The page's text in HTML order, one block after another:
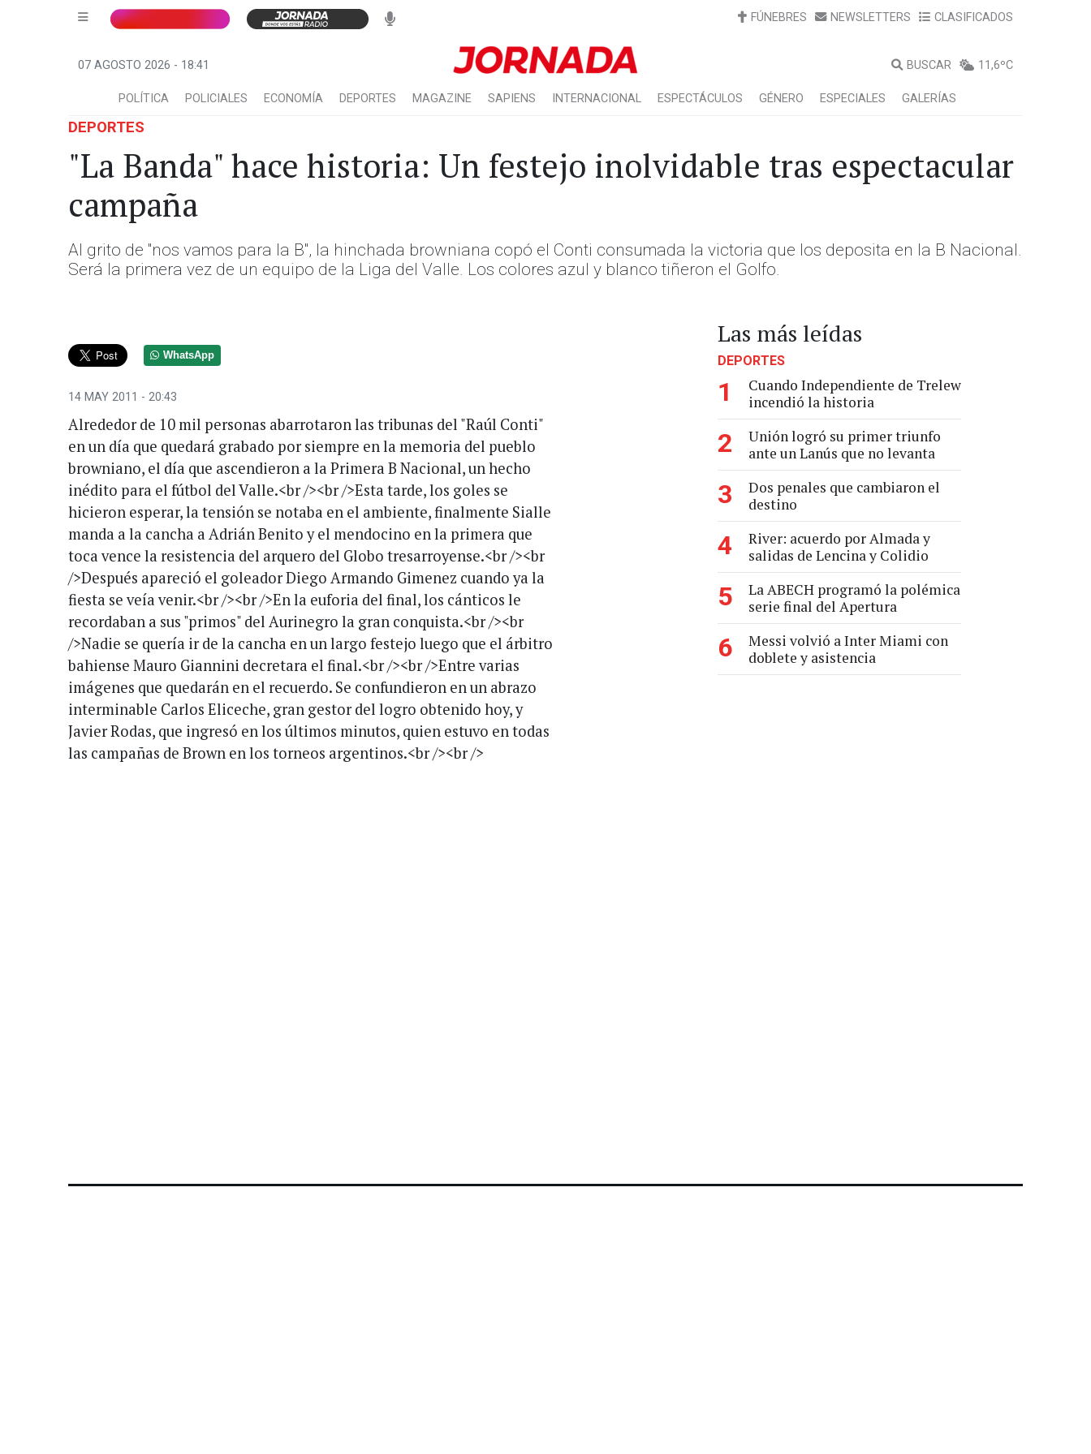
FÚNEBRES NEWSLETTERS CLASIFICADOS
07 AGOSTO 2026 - 18:41 BUSCAR 11,6ºC
POLÍTICA POLICIALES ECONOMÍA DEPORTES MAGAZINE SAPIENS INTERNACIONAL ESPECTÁCULOS GÉNERO ESPECIALES GALERÍAS
DEPORTES
"La Banda" hace historia: Un festejo inolvidable tras espectacular
campaña
Al grito de "nos vamos para la B", la hinchada browniana copó el Conti consumada la victoria que los deposita en la B Nacional.
Será la primera vez de un equipo de la Liga del Valle. Los colores azul y blanco tiñeron el Golfo.
WhatsApp
14 MAY 2011 - 20:43
Alrededor de 10 mil personas abarrotaron las tribunas del "Raúl Conti"
en un día que quedará grabado por siempre en la memoria del pueblo
browniano, el día que ascendieron a la Primera B Nacional, un hecho
inédito para el fútbol del Valle.<br /><br />Esta tarde, los goles se
hicieron esperar, la tensión se notaba en el ambiente, finalmente Sialle
manda a la cancha a Adrián Benito y el mendocino en la primera que
toca vence la resistencia del arquero del Globo tresarroyense.<br /><br
/>Después apareció el goleador Diego Armando Gimenez cuando ya la
fiesta se veía venir.<br /><br />En la euforia del final, los cánticos le
recordaban a sus "primos" del Aurinegro la gran conquista.<br /><br
/>Nadie se quería ir de la cancha en un largo festejo luego que el árbitro
bahiense Mauro Giannini decretara el final.<br /><br />Entre varias
imágenes que quedarán en el recuerdo. Se confundieron en un abrazo
interminable Carlos Eliceche, gran gestor del logro obtenido hoy, y
Javier Rodas, que ingresó en los últimos minutos, quien estuvo en todas
las campañas de Brown en los torneos argentinos.<br /><br />
Las más leídas
DEPORTES
1
Cuando Independiente de Trelew
incendió la historia
2
Unión logró su primer triunfo
ante un Lanús que no levanta
3
Dos penales que cambiaron el
destino
4
River: acuerdo por Almada y
salidas de Lencina y Colidio
5
La ABECH programó la polémica
serie final del Apertura
6
Messi volvió a Inter Miami con
doblete y asistencia